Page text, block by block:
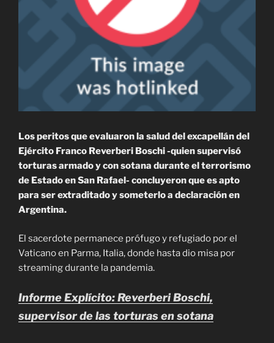
Los peritos que evaluaron la salud del excapellán del
Ejército Franco Reverberi Boschi -quien supervisó
torturas armado y con sotana durante el terrorismo
de Estado en San Rafael- concluyeron que es apto
para ser extraditado y someterlo a declaración en
Argentina.
El sacerdote permanece prófugo y refugiado por el
Vaticano en Parma, Italia, donde hasta dio misa por
streaming durante la pandemia.
Informe Explícito: Reverberi Boschi,
supervisor de las torturas en sotana